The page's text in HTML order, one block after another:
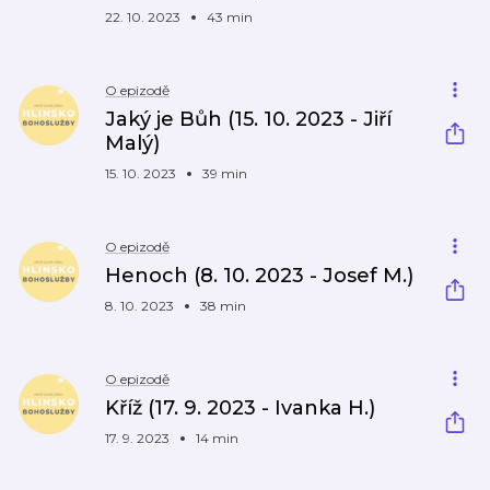
22. 10. 2023 43 min
O epizodě
Jaký je Bůh (15. 10. 2023 - Jiří
Malý)
15. 10. 2023 39 min
O epizodě
Henoch (8. 10. 2023 - Josef M.)
8. 10. 2023 38 min
O epizodě
Kříž (17. 9. 2023 - Ivanka H.)
17. 9. 2023 14 min